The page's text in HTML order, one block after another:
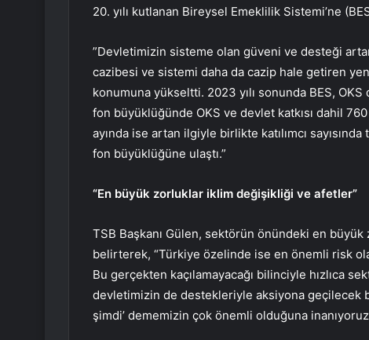
20. yılı kutlanan Bireysel Emeklilik Sistemi’ne
​​​​​​​”Devletimizin sisteme olan güveni ve desteği
cazibesi ve sistemi daha da cazip hale getiren
konumuna yükseltti. 2023 yılı sonunda BES, OKS
fon büyüklüğünde OKS ve devlet katkısı dahil
ayında ise artan ilgiyle birlikte katılımcı
fon büyüklüğüne ulaştı.”
“En büyük zorluklar iklim değişikliği ve afetler”
TSB Başkanı Gülen, sektörün önündeki en
belirterek, “Türkiye özelinde ise en önemli risk
Bu gerçekten kaçılamayacağı bilinciyle hızlıca
devletimizin de destekleriyle aksiyona geçilecek
şimdi’ dememizin çok önemli olduğuna